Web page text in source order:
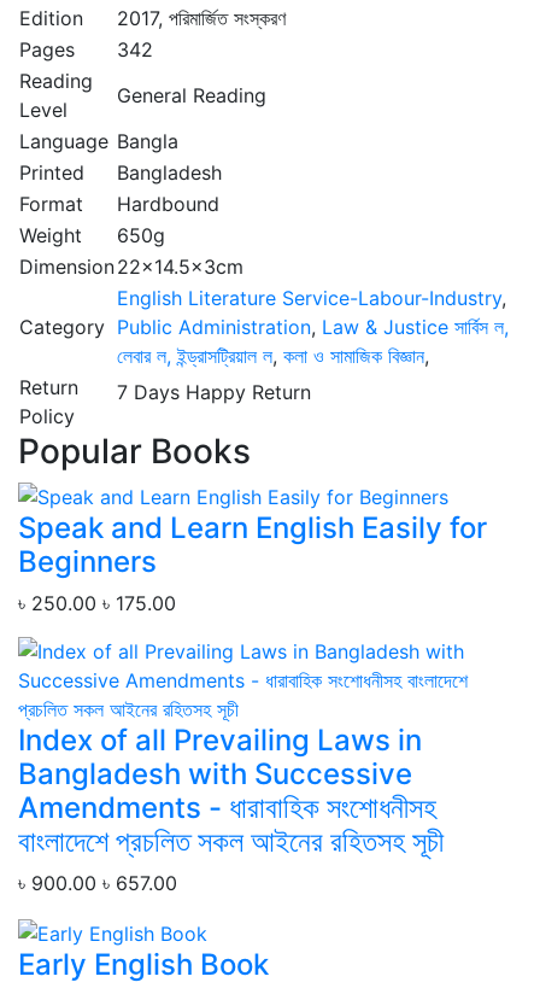
Edition
2017, পরিমার্জিত সংস্করণ
Pages
342
Reading
Level
General Reading
Language Bangla
Printed
Bangladesh
Format
Hardbound
Weight
650g
Dimension22x14.5x3cm
Category
English Literature Service-Labour-Industry,
Public Administration, Law & Justice সার্বিস ল,
লেবার ল, ইন্ড্রাসট্রিয়াল ল, কলা ও সামাজিক বিজ্ঞান,
Return
Policy
7 Days Happy Return
Popular Books
Speak and Learn English Easily for
Beginners
৳ 250.00 ৳ 175.00
Index of all Prevailing Laws in
Bangladesh with Successive
Amendments - ধারাবাহিক সংশোধনীসহ
বাংলাদেশে প্রচলিত সকল আইনের রহিতসহ সূচী
৳ 900.00 ৳ 657.00
Early English Book